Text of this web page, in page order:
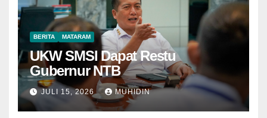
BERITA MATARAM
UKW SMSI Dapat Restu
Gubernur NTB
JULI 15, 2026 MUHIDIN